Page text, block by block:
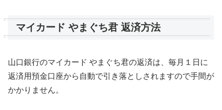
マイカード やまぐち君 返済方法
山口銀行のマイカード やまぐち君の返済は、毎月１日に
返済用預金口座から自動で引き落としされますので手間が
かかりません。